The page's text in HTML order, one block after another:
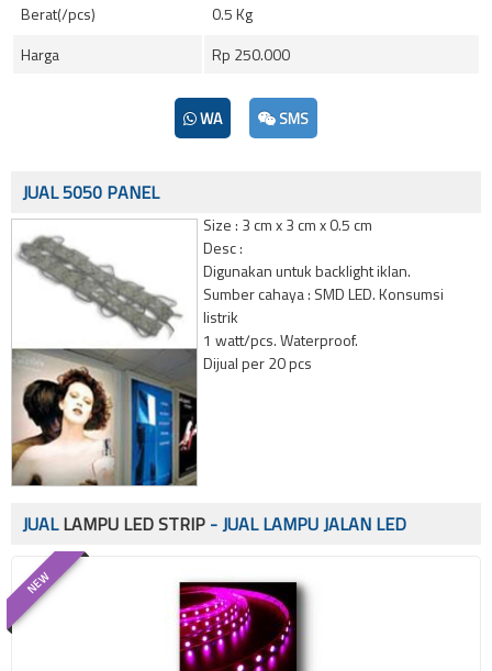
Berat(/pcs)
0.5 Kg
Harga
Rp 250.000
WA SMS
JUAL 5050 PANEL
Size : 3 cm x 3 cm x 0.5 cm
Desc :
Digunakan untuk backlight iklan.
Sumber cahaya : SMD LED. Konsumsi
listrik
1 watt/pcs. Waterproof.
Dijual per 20 pcs
JUALLAMPU LED STRIP - JUAL LAMPU JALAN LED
NEW